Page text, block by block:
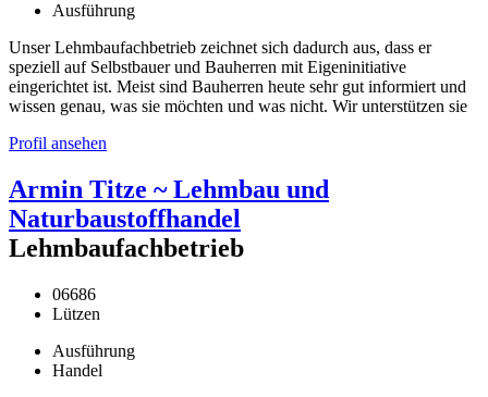
Ausführung
Unser Lehmbaufachbetrieb zeichnet sich dadurch aus, dass er
speziell auf Selbstbauer und Bauherren mit Eigeninitiative
eingerichtet ist. Meist sind Bauherren heute sehr gut informiert und
wissen genau, was sie möchten und was nicht. Wir unterstützen sie
Profil ansehen
Armin Titze ~ Lehmbau und
Naturbaustoffhandel
Lehmbaufachbetrieb
06686
Lützen
Ausführung
Handel